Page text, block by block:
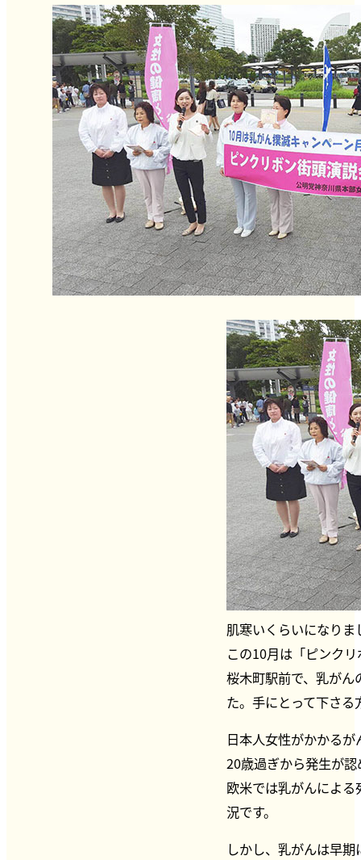
肌寒いくらいになりま
この10月は「ピンク
桜木町駅前で、乳が
た。手にとって下さ
日本人女性がかかる
20歳過ぎから発生が
欧米では乳がんによ
況です。
しかし、乳がんは早